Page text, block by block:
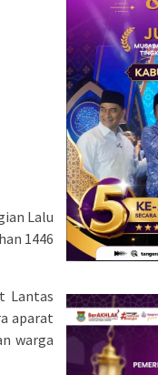
Lalu
1446
Lantas
aparat
warga